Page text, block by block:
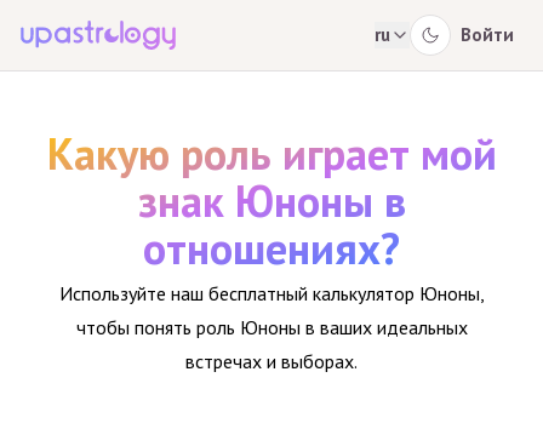
ru Войти
Какую роль играет мой
знак Юноны в
отношениях?
Используйте наш бесплатный калькулятор Юноны,
чтобы понять роль Юноны в ваших идеальных
встречах и выборах.